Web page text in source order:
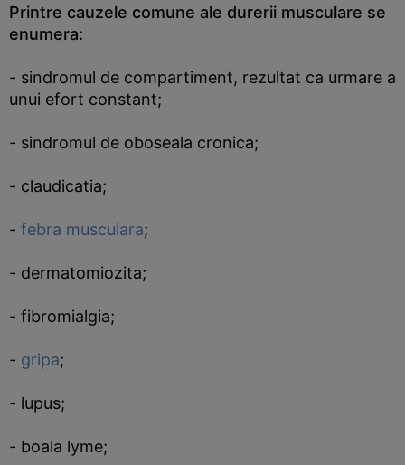
Printre cauzele comune ale durerii musculare se
enumera:
- sindromul de compartiment, rezultat ca urmare a
unui efort constant;
- sindromul de oboseala cronica;
- claudicatia;
- febra musculara;
- dermatomiozita;
- fibromialgia;
- gripa;
- lupus;
- boala lyme;